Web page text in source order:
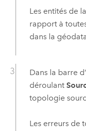
Les entités de
rapport à
dans la
Dans la barre
déroulant
topologie
Les erreurs de